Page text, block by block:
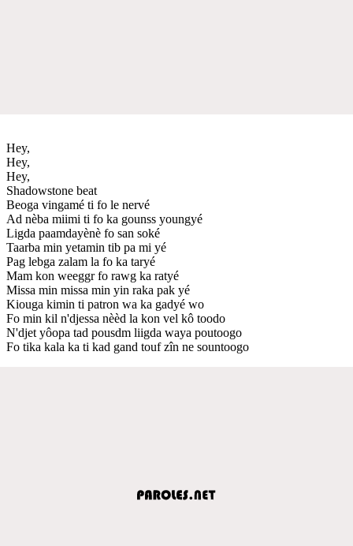
Hey,
Hey,
Hey,
Shadowstone beat
Beoga vingamé ti fo le nervé
Ad nèba miimi ti fo ka gounss youngyé
Ligda paamdayènè fo san soké
Taarba min yetamin tib pa mi yé
Pag lebga zalam la fo ka taryé
Mam kon weeggr fo rawg ka ratyé
Missa min missa min yin raka pak yé
Kiouga kimin ti patron wa ka gadyé wo
Fo min kil n'djessa nèèd la kon vel kô toodo
N'djet yôopa tad pousdm liigda waya poutoogo
Fo tika kala ka ti kad gand touf zîn ne sountoogo